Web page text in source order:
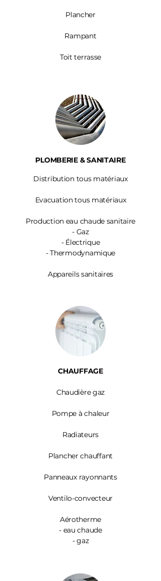
Plancher
Rampant
Toit terrasse
PLOMBERIE & SANITAIRE
Distribution tous matériaux
Evacuation tous matériaux
Production eau chaude sanitaire
- Gaz
- Électrique
- Thermodynamique
Appareils sanitaires
CHAUFFAGE
Chaudière gaz
Pompe à chaleur
Radiateurs
Plancher chauffant
Panneaux rayonnants
Ventilo-convecteur
Aérotherme
- eau chaude
- gaz